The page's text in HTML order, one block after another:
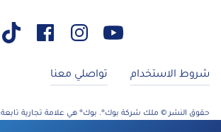
شروط الاستخدام تواصلي معنا
حقوق النشر © ملك شركة بوك®. بوك® هي علامة تجارية تابعة